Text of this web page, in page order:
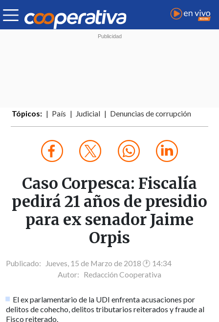
Tópicos: País Judicial Denuncias de corrupción
Caso Corpesca: Fiscalía
pedirá 21 años de presidio
para ex senador Jaime
Orpis
Publicado: Jueves, 15 de Marzo de 2018 🕐 14:34
Autor: Redacción Cooperativa
El ex parlamentario de la UDI enfrenta acusaciones por
delitos de cohecho, delitos tributarios reiterados y fraude al
Fisco reiterado.